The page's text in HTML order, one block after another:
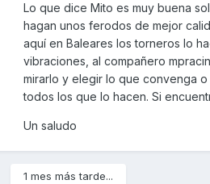
Lo que dice Mito es muy buena
hagan unos ferodos de mejor
aquí en Baleares los torneros lo
vibraciones, al compañero
mirarlo y elegir lo que convenga
todos los que lo hacen. Si
Un saludo
1 mes más tarde...